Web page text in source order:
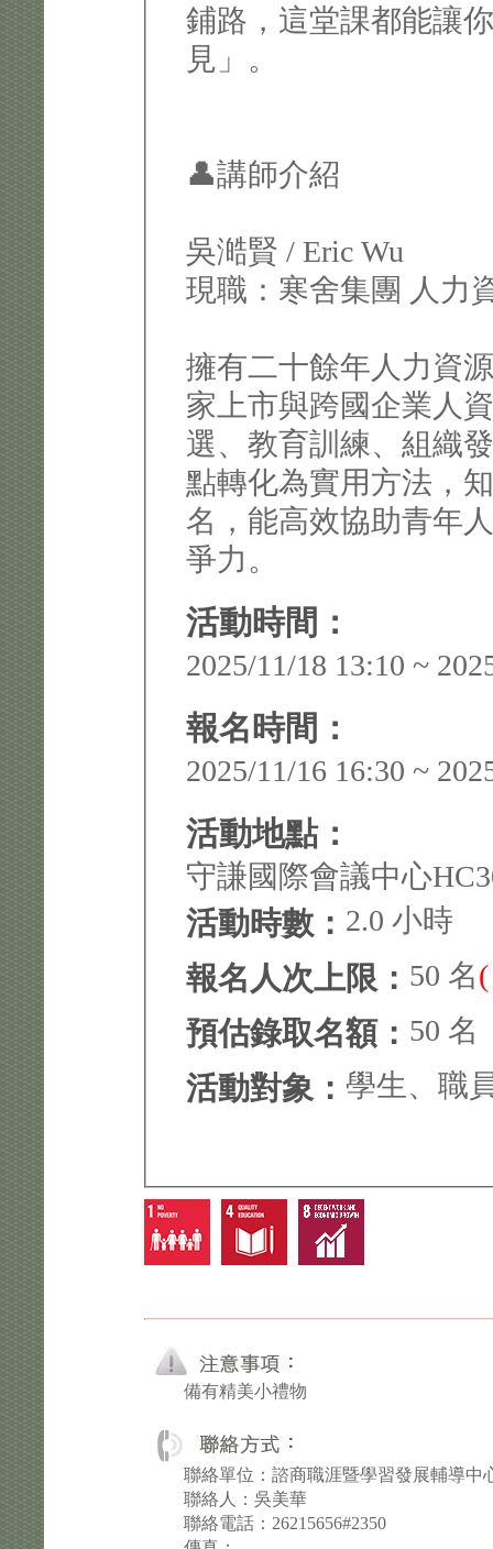
鋪路，這堂課都能讓
見」。
👤講師介紹
吳澔賢 / Eric Wu
現職：寒舍集團 人力
擁有二十餘年人力資
家上市與跨國企業人
選、教育訓練、組織
點轉化為實用方法，
名，能高效協助青年
爭力。
活動時間：
2025/11/18 13:10 ~
報名時間：
2025/11/16 16:30 ~
活動地點：
守謙國際會議中心
活動時數： 2.0 小時
報名人次上限： 50 名
預估錄取名額： 50 名
活動對象： 學生、職
備有精美小禮物
聯絡單位：諮商職涯暨學習發展輔導中
聯絡人：吳美華
聯絡電話：26215656#2350